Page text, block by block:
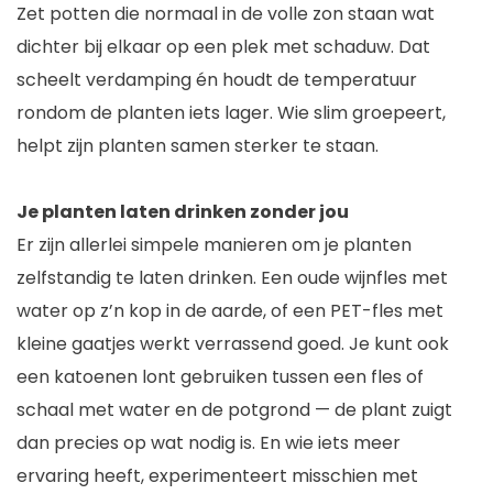
Zet potten die normaal in de volle zon staan wat
dichter bij elkaar op een plek met schaduw. Dat
scheelt verdamping én houdt de temperatuur
rondom de planten iets lager. Wie slim groepeert,
helpt zijn planten samen sterker te staan.
Je planten laten drinken zonder jou
Er zijn allerlei simpele manieren om je planten
zelfstandig te laten drinken. Een oude wijnfles met
water op z’n kop in de aarde, of een PET-fles met
kleine gaatjes werkt verrassend goed. Je kunt ook
een katoenen lont gebruiken tussen een fles of
schaal met water en de potgrond — de plant zuigt
dan precies op wat nodig is. En wie iets meer
ervaring heeft, experimenteert misschien met